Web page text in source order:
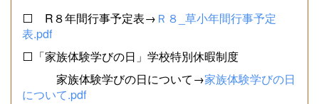
⬜ R８年間行事予定表→ Ｒ８_草小年間行事予定
表.pdf
⬜「家族体験学びの日」学校特別休暇制度
家族体験学びの日について→家族体験学びの日
について.pdf